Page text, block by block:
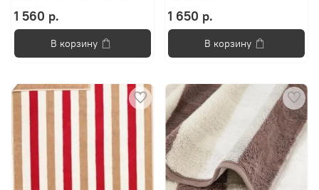
1 560 р.
В корзину
1 650 р.
В корзину